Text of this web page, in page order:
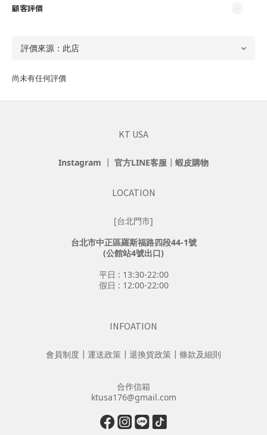
顧客評價
尚未有任何評價
KT USA
Instagram ┃ 官方LINE客服 ┃ 蝦皮購物
LOCATION
[台北門市]
台北市中正區羅斯福路四段44-1號
(公館站4號出口)
平日 : 13:30-22:00
假日 : 12:00-22:00
INFOATION
會員制度 ┃ 運送政策 ┃ 退換貨政策 ┃ 條款及細則
合作信箱
ktusa176@gmail.com